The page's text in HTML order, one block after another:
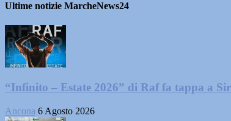
Ultime notizie MarcheNews24
“Infinito – Estate 2026” di Raf fa tappa a
Ancona 6 Agosto 2026